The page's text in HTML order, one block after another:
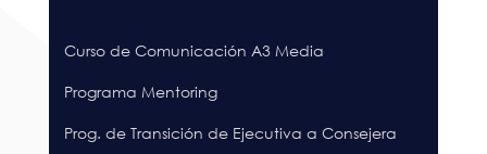
Curso de Comunicación A3 Media
Programa Mentoring
Prog. de Transición de Ejecutiva a Consejera